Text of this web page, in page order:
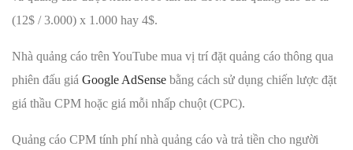
(12$ / 3.000) x 1.000 hay 4$.
Nhà quảng cáo trên YouTube mua vị trí đặt quảng cáo thông qua
phiên đấu giá Google AdSense bằng cách sử dụng chiến lược đặt
giá thầu CPM hoặc giá mỗi nhấp chuột (CPC).
Quảng cáo CPM tính phí nhà quảng cáo và trả tiền cho người